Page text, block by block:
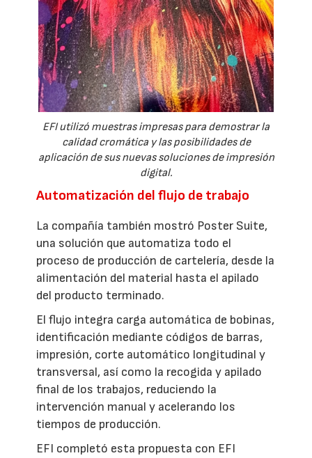
EFI utilizó muestras impresas para demostrar la
calidad cromática y las posibilidades de
aplicación de sus nuevas soluciones de impresión
digital.
Automatización del flujo de trabajo
La compañía también mostró Poster Suite,
una solución que automatiza todo el
proceso de producción de cartelería, desde la
alimentación del material hasta el apilado
del producto terminado.
El flujo integra carga automática de bobinas,
identificación mediante códigos de barras,
impresión, corte automático longitudinal y
transversal, así como la recogida y apilado
final de los trabajos, reduciendo la
intervención manual y acelerando los
tiempos de producción.
EFI completó esta propuesta con EFI